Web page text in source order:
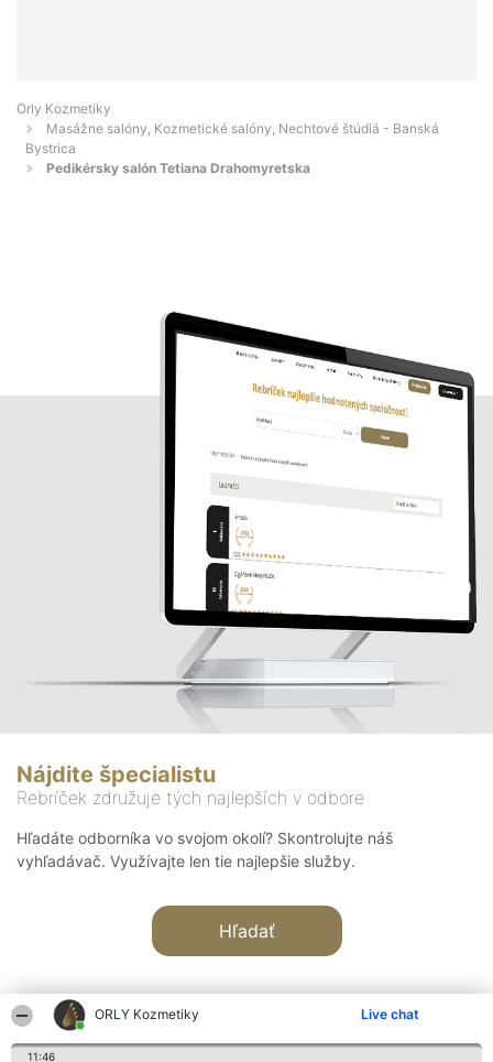
ORLY Kozmetiky Live chat
11:46
Orly Kozmetiky
Masážne salóny, Kozmetické salóny, Nechtové štúdiá - Banská
Bystrica
Pedikérsky salón Tetiana Drahomyretska
Nájdite špecialistu
Rebríček združuje tých najlepších v odbore
Hľadáte odborníka vo svojom okolí? Skontrolujte náš
vyhľadávač. Využívajte len tie najlepšie služby.
Hľadať